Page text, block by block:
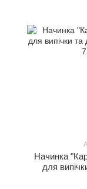
Начинка
для